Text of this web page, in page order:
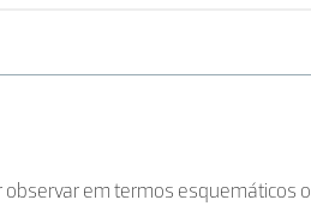
em termos esquemáticos o